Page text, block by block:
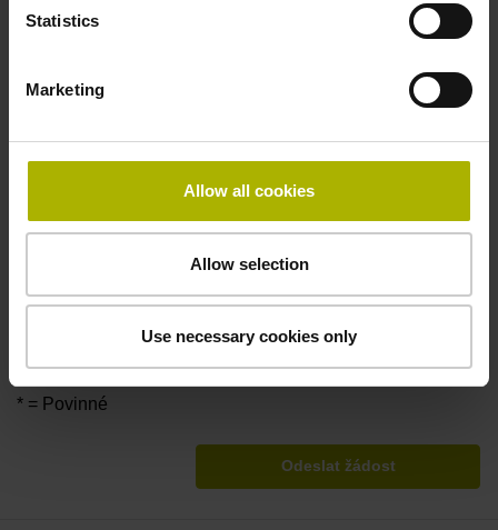
Statistics
Marketing
Allow all cookies
Allow selection
Use necessary cookies only
akceptuji ho*
shromažďuje, zpracovává a používá uvedené osobní
údaje elektronicky za účelem vyřízení Vaší žádosti. Vaše
HEIDENHAIN GmbH (např. pobočkám a prodejcům). Tito
Vás mohou podle vlastního uvážení přímo kontaktovat za
* = Povinné
Odeslat žádost